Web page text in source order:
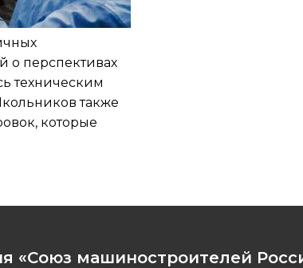
о перспективах
техническим
также
которые
«Союз машиностроителей